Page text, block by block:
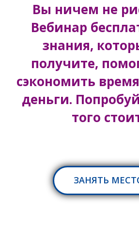
Вы ничем не
Вебинар
знания,
получите,
сэкономить
деньги.
того
ЗАНЯТЬ